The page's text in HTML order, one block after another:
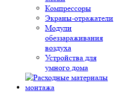
Компрессоры
Экраны-отражатели
Модули
обеззараживания
воздуха
Устройства для
умного дома